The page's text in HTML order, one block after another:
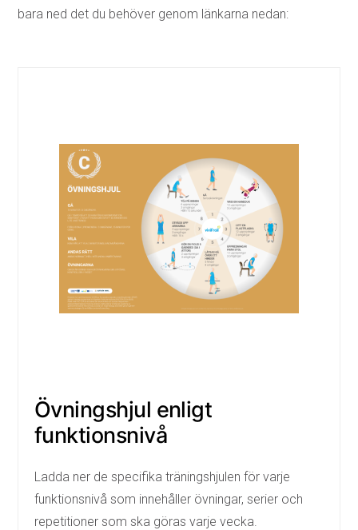
bara ned det du behöver genom länkarna nedan:
Övningshjul enligt
funktionsnivå
Ladda ner de specifika träningshjulen för varje
funktionsnivå som innehåller övningar, serier och
repetitioner som ska göras varje vecka.